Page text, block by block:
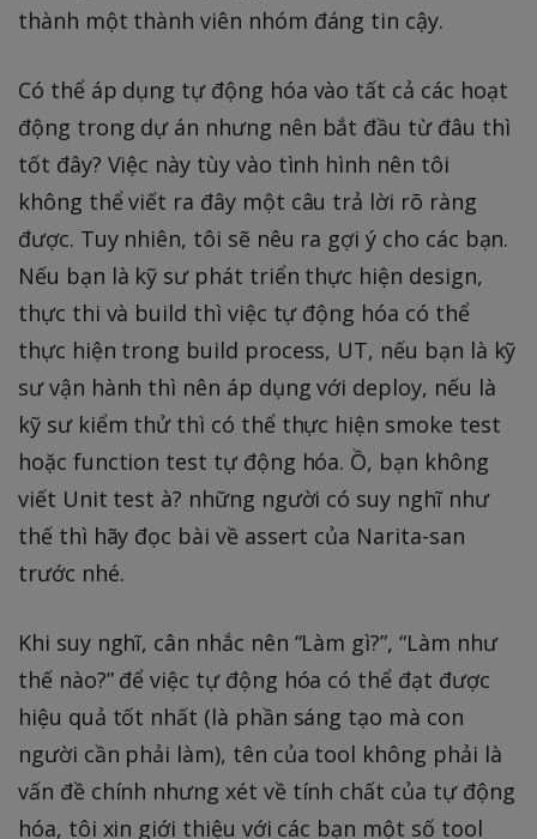
thành một thành viên nhóm đáng tin cậy.
Có thể áp dụng tự động hóa vào tất cả các hoạt
động trong dự án nhưng nên bắt đầu từ đâu thì
tốt đây? Việc này tùy vào tình hình nên tôi
không thể viết ra đây một câu trả lời rõ ràng
được. Tuy nhiên, tôi sẽ nêu ra gợi ý cho các bạn.
Nếu bạn là kỹ sư phát triển thực hiện design,
thực thi và build thì việc tự động hóa có thể
thực hiện trong build process, UT, nếu bạn là kỹ
sư vận hành thì nên áp dụng với deploy, nếu là
kỹ sư kiểm thử thì có thể thực hiện smoke test
hoặc function test tự động hóa. Ồ, bạn không
viết Unit test à? những người có suy nghĩ như
thế thì hãy đọc bài về assert của Narita-san
trước nhé.
Khi suy nghĩ, cân nhắc nên “Làm gì?”, “Làm như
thế nào?” để việc tự động hóa có thể đạt được
hiệu quả tốt nhất (là phần sáng tạo mà con
người cần phải làm), tên của tool không phải là
vấn đề chính nhưng xét về tính chất của tự động
hóa, tôi xin giới thiệu với các bạn một số tool